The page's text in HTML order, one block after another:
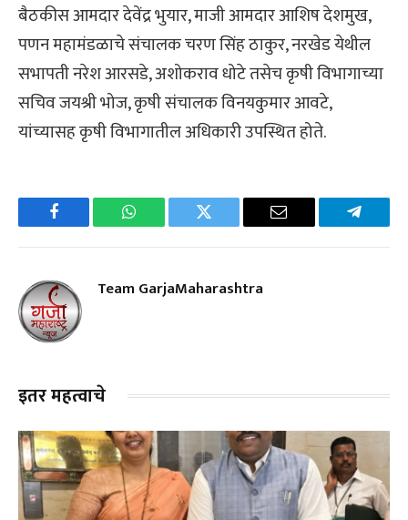
बैठकीस आमदार देवेंद्र भुयार, माजी आमदार आशिष देशमुख,
पणन महामंडळाचे संचालक चरण सिंह ठाकुर, नरखेड येथील
सभापती नरेश आरसडे, अशोकराव धोटे तसेच कृषी विभागाच्या
सचिव जयश्री भोज, कृषी संचालक विनयकुमार आवटे,
यांच्यासह कृषी विभागातील अधिकारी उपस्थित होते.
Facebook WhatsApp Twitter Email
Team GarjaMaharashtra
इतर महत्वाचे